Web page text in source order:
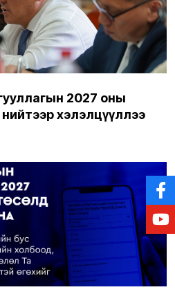
2027 оны
нийтээр хэлэлцүүллээ